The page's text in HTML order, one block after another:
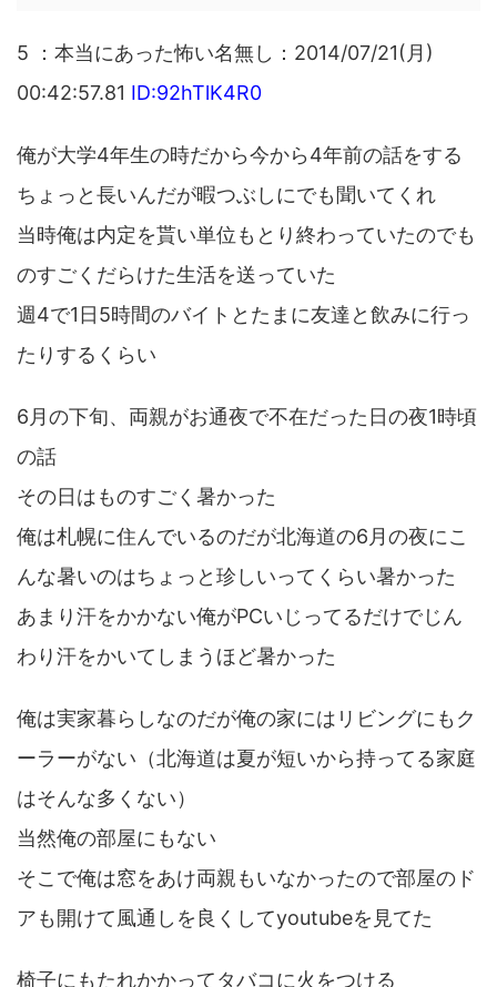
5 ：本当にあった怖い名無し：2014/07/21(月)
00:42:57.81 ID:92hTlK4R0
俺が大学4年生の時だから今から4年前の話をする
ちょっと長いんだが暇つぶしにでも聞いてくれ
当時俺は内定を貰い単位もとり終わっていたのでも
のすごくだらけた生活を送っていた
週4で1日5時間のバイトとたまに友達と飲みに行っ
たりするくらい
6月の下旬、両親がお通夜で不在だった日の夜1時頃
の話
その日はものすごく暑かった
俺は札幌に住んでいるのだが北海道の6月の夜にこ
んな暑いのはちょっと珍しいってくらい暑かった
あまり汗をかかない俺がPCいじってるだけでじん
わり汗をかいてしまうほど暑かった
俺は実家暮らしなのだが俺の家にはリビングにもク
ーラーがない（北海道は夏が短いから持ってる家庭
はそんな多くない）
当然俺の部屋にもない
そこで俺は窓をあけ両親もいなかったので部屋のド
アも開けて風通しを良くしてyoutubeを見てた
椅子にもたれかかってタバコに火をつける